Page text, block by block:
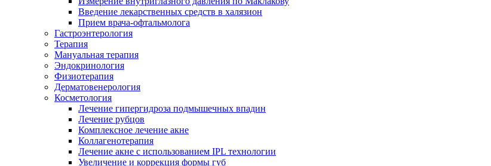
Введение лекарственных средств в халязион
Прием врача-офтальмолога
Гастроэнтерология
Терапия
Мануальная терапия
Эндокринология
Физиотерапия
Дерматовенерология
Косметология
Лечение гипергидроза подмышечных впадин
Лечение рубцов
Комплексное лечение акне
Коллагенотерапия
Лечение акне с использованием IPL технологии
Увеличение и коррекция формы губ